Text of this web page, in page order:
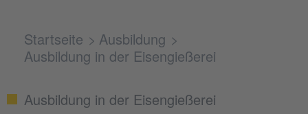
Startseite
Ausbildung
Ausbildung in der Eisengießerei
Ausbildung in der Eisengießerei